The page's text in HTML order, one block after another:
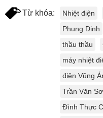
Từ khóa: Nhiệt điện
Phung Dinh
thầu thầu
máy nhiệt
điện Vũng
Trần Văn
Đình Thực